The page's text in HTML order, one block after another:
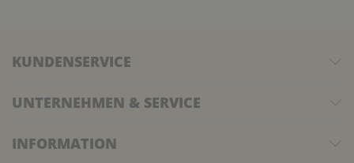
KUNDENSERVICE
UNTERNEHMEN & SERVICE
INFORMATION